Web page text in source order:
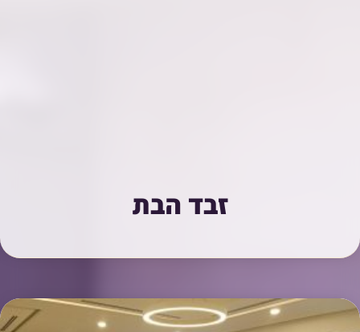
זבד הבת